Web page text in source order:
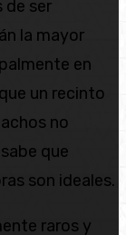
de ser
la mayor
en
un recinto
no
que
son ideales.
raros y